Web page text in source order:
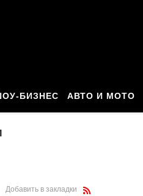
БИЗНЕС АВТО И МОТО
Добавить в закладки